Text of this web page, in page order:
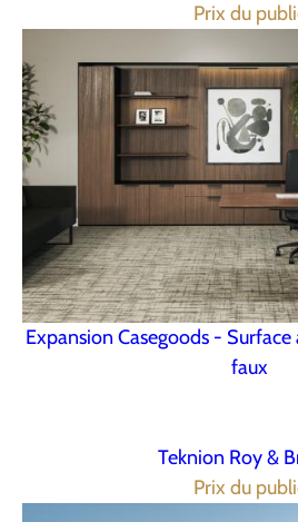
Prix du
Expansion Casegoods -
faux
Teknion Roy &
Prix du